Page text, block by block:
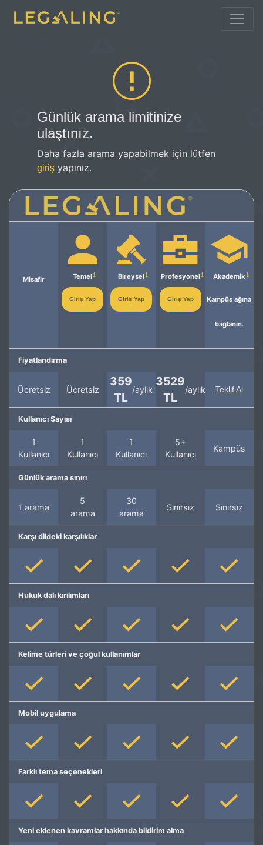
Günlük arama limitinize
ulaştınız.
Daha fazla arama yapabilmek için lütfen
giriş yapınız.
Misafir Temel
Giriş Yap
Bireysel
Giriş Yap
Profesyonel
Giriş Yap
Akademik
Kampüs ağına
bağlanın.
Fiyatlandırma
Ücretsiz Ücretsiz
359
TL
/aylık
3529
TL
/aylık Teklif Al
Kullanıcı Sayısı
1
Kullanıcı
1
Kullanıcı
1
Kullanıcı
5+
Kullanıcı
Kampüs
Günlük arama sınırı
1 arama
5
arama
30
arama
Sınırsız Sınırsız
Karşı dildeki karşılıklar
Hukuk dalı kırılımları
Kelime türleri ve çoğul kullanımlar
Mobil uygulama
Farklı tema seçenekleri
Yeni eklenen kavramlar hakkında bildirim alma